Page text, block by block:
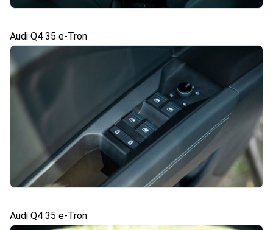
Audi Q4 35 e-Tron
Audi Q4 35 e-Tron